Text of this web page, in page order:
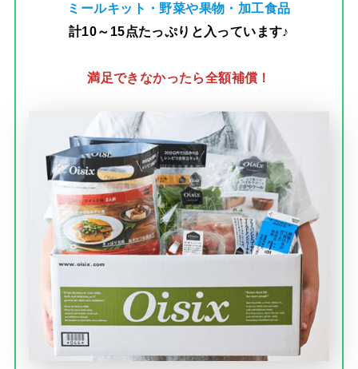
ミールキット・野菜や果物・加工食品
計10～15点たっぷりと入っています♪
満足できなかったら全額補償！